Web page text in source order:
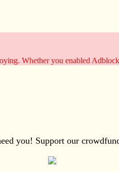
Whether you enabled
you! Support our